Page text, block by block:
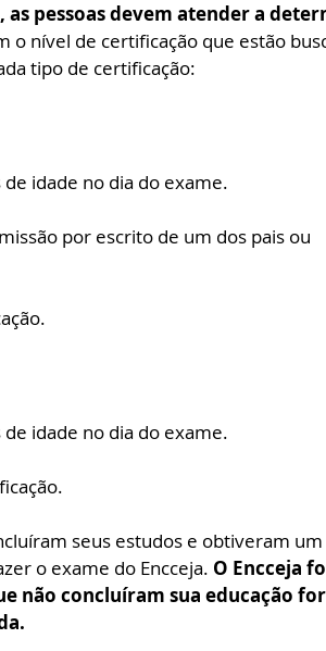
pessoas devem atender a
o nível de certificação que estão
tipo de certificação:
idade no dia do exame.
por escrito de um dos pais ou
idade no dia do exame.
seus estudos e obtiveram
o exame do Encceja. O Encceja
não concluíram sua educação